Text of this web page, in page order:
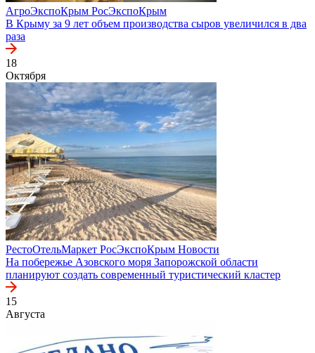
АгроЭкспоКрым РосЭкспоКрым
В Крыму за 9 лет объем производства сыров увеличился в два
раза
18
Октября
РестоОтельМаркет РосЭкспоКрым Новости
На побережье Азовского моря Запорожской области
планируют создать современный туристический кластер
15
Августа